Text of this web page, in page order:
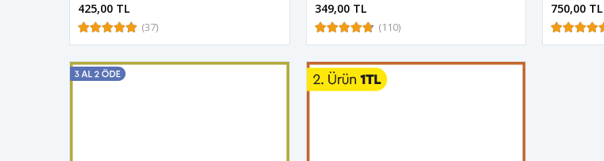
425,00 TL
(37)
349,00 TL
(110)
750,00 TL